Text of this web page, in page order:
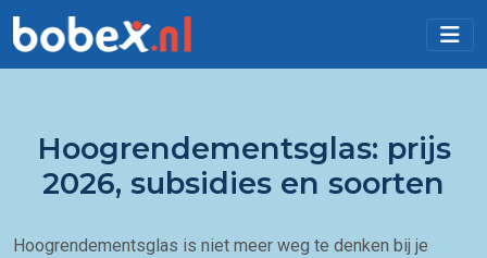
Hoogrendementsglas: prijs
2026, subsidies en soorten
Hoogrendementsglas is niet meer weg te denken bij je